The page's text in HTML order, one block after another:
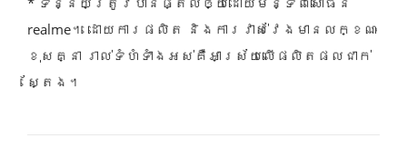
realme។ ដោយការផលិត និងការវាស់វែងមានលក្ខណៈ
ខុសគ្នា រាល់ទំហំទាំងអស់គឺអាស្រ័យលើផលិតផលជាក់
ស្តែង។